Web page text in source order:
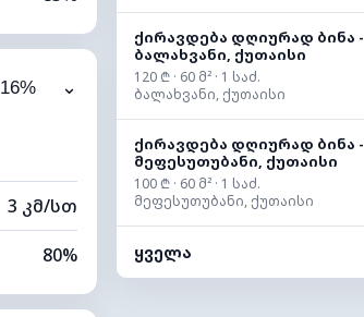
69%
10 კმ
16% ⌄
3 კმ/სთ
80%
53%
ქირავდება დღიურად ბინა -
ბალახვანი, ქუთაისი
120 ₾ · 60 მ² · 1 საძ.
ბალახვანი, ქუთაისი
ქირავდება დღიურად ბინა -
მეფესუთუბანი, ქუთაისი
100 ₾ · 60 მ² · 1 საძ.
მეფესუთუბანი, ქუთაისი
ყველა